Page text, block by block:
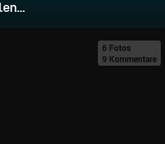
6 Fotos
9 Kommentare